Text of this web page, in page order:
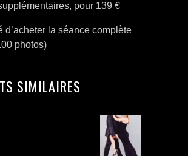
pour 139 €
d’acheter la séance complète
photos)
SIMILAIRES